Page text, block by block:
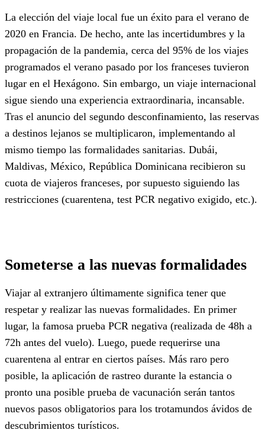
La elección del viaje local fue un éxito para el verano de
2020 en Francia. De hecho, ante las incertidumbres y la
propagación de la pandemia, cerca del 95% de los viajes
programados el verano pasado por los franceses tuvieron
lugar en el Hexágono. Sin embargo, un viaje internacional
sigue siendo una experiencia extraordinaria, incansable.
Tras el anuncio del segundo desconfinamiento, las reservas
a destinos lejanos se multiplicaron, implementando al
mismo tiempo las formalidades sanitarias. Dubái,
Maldivas, México, República Dominicana recibieron su
cuota de viajeros franceses, por supuesto siguiendo las
restricciones (cuarentena, test PCR negativo exigido, etc.).
Someterse a las nuevas formalidades
Viajar al extranjero últimamente significa tener que
respetar y realizar las nuevas formalidades. En primer
lugar, la famosa prueba PCR negativa (realizada de 48h a
72h antes del vuelo). Luego, puede requerirse una
cuarentena al entrar en ciertos países. Más raro pero
posible, la aplicación de rastreo durante la estancia o
pronto una posible prueba de vacunación serán tantos
nuevos pasos obligatorios para los trotamundos ávidos de
descubrimientos turísticos.